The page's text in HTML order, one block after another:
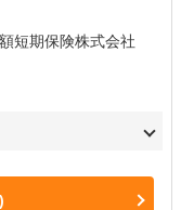
短期保険株式会社